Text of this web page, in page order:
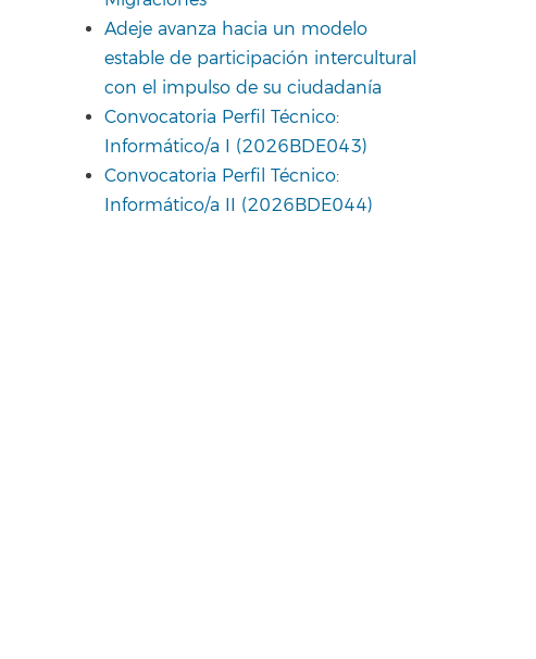
Adeje avanza hacia un modelo
estable de participación intercultural
con el impulso de su ciudadanía
Convocatoria Perfil Técnico:
Informático/a I (2026BDE043)
Convocatoria Perfil Técnico:
Informático/a II (2026BDE044)